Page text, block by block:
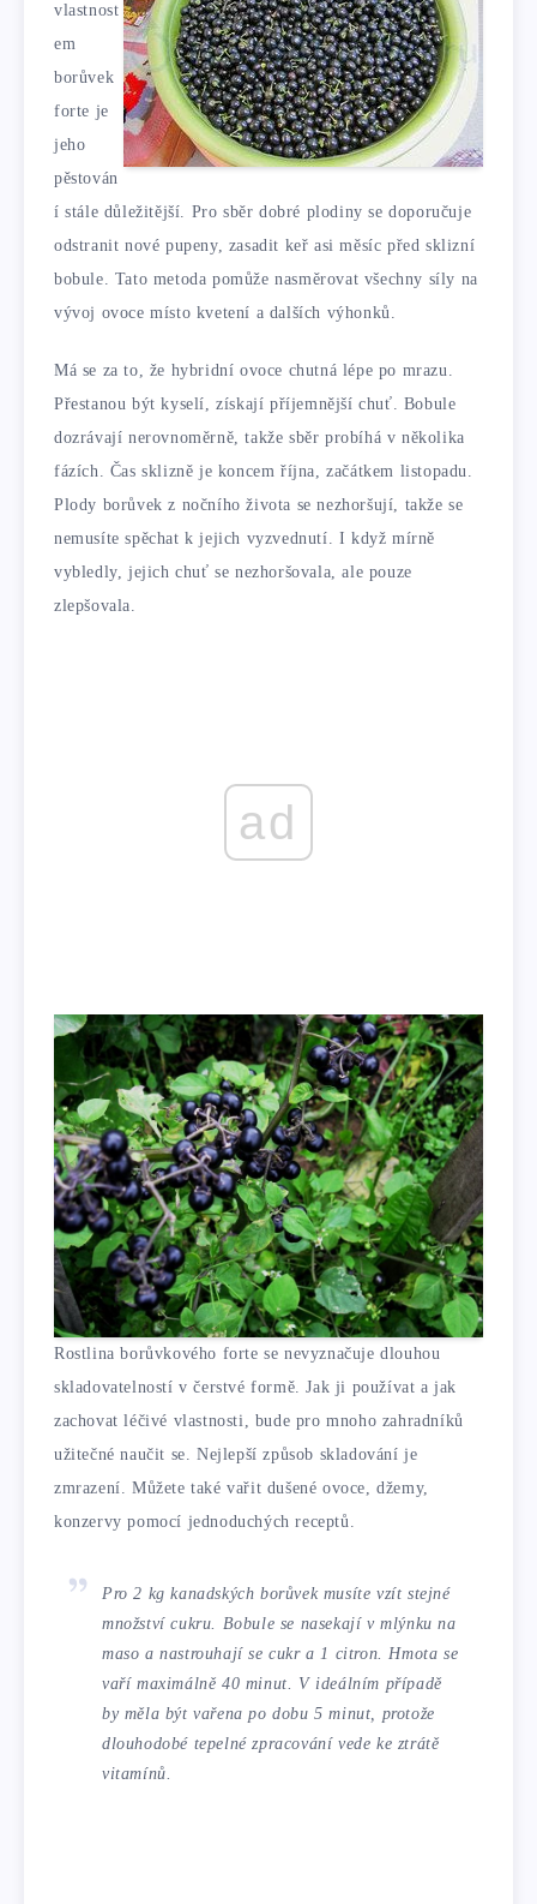
vlastnost
em
borůvek
forte je
jeho
pěstován
í stále důležitější. Pro sběr dobré plodiny se doporučuje
odstranit nové pupeny, zasadit keř asi měsíc před sklizní
bobule. Tato metoda pomůže nasměrovat všechny síly na
vývoj ovoce místo kvetení a dalších výhonků.
Má se za to, že hybridní ovoce chutná lépe po mrazu.
Přestanou být kyselí, získají příjemnější chuť. Bobule
dozrávají nerovnoměrně, takže sběr probíhá v několika
fázích. Čas sklizně je koncem října, začátkem listopadu.
Plody borůvek z nočního života se nezhoršují, takže se
nemusíte spěchat k jejich vyzvednutí. I když mírně
vybledly, jejich chuť se nezhoršovala, ale pouze
zlepšovala.
ad
Rostlina borůvkového forte se nevyznačuje dlouhou
skladovatelností v čerstvé formě. Jak ji používat a jak
zachovat léčivé vlastnosti, bude pro mnoho zahradníků
užitečné naučit se. Nejlepší způsob skladování je
zmrazení. Můžete také vařit dušené ovoce, džemy,
konzervy pomocí jednoduchých receptů.
Pro 2 kg kanadských borůvek musíte vzít stejné
množství cukru. Bobule se nasekají v mlýnku na
maso a nastrouhají se cukr a 1 citron. Hmota se
vaří maximálně 40 minut. V ideálním případě
by měla být vařena po dobu 5 minut, protože
dlouhodobé tepelné zpracování vede ke ztrátě
vitamínů.